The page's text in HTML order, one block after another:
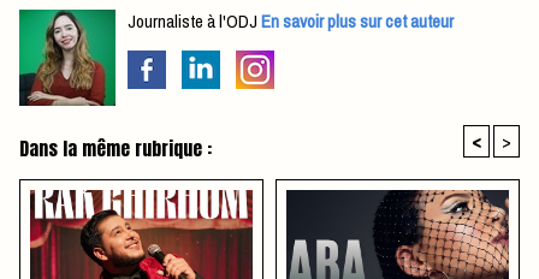
Journaliste à l'ODJEn savoir plus sur cet auteur
Dans la même rubrique : < >